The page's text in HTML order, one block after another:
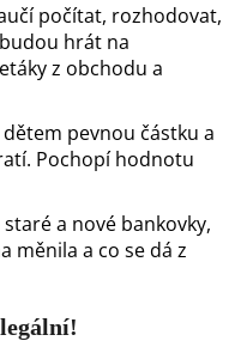
počítat, rozhodovat,
hrát na
z obchodu a
pevnou částku a
Pochopí hodnotu
a nové bankovky,
měnila a co se dá z